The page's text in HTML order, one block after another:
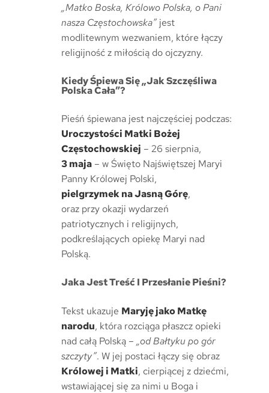
„Matko Boska, Królowo Polska, o Pani
nasza Częstochowska” jest
modlitewnym wezwaniem, które łączy
religijność z miłością do ojczyzny.
Kiedy Śpiewa Się „Jak Szczęśliwa
Polska Cała”?
Pieśń śpiewana jest najczęściej podczas:
Uroczystości Matki Bożej
Częstochowskiej – 26 sierpnia,
3 maja – w Święto Najświętszej Maryi
Panny Królowej Polski,
pielgrzymek na Jasną Górę,
oraz przy okazji wydarzeń
patriotycznych i religijnych,
podkreślających opiekę Maryi nad
Polską.
Jaka Jest Treść I Przesłanie Pieśni?
Tekst ukazuje Maryję jako Matkę
narodu, która rozciąga płaszcz opieki
nad całą Polską – „od Bałtyku po gór
szczyty”. W jej postaci łączy się obraz
Królowej i Matki, cierpiącej z dziećmi,
wstawiającej się za nimi u Boga i